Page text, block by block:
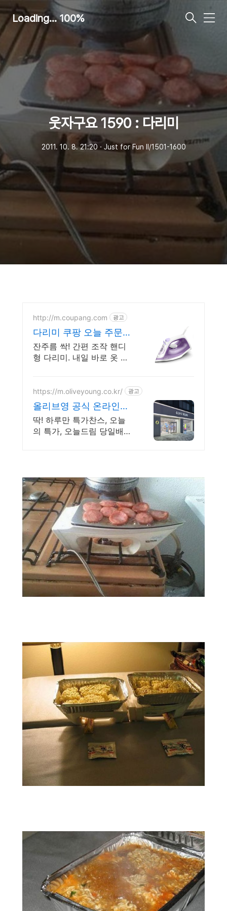
Loading... 100%
메
웃자구요 1590 : 다리미
2011. 10. 8. 21:20 ㆍ Just for Fun Ⅱ/1501-1600
http://m.coupang.com 광고
다리미 쿠팡 오늘 주문
내일도착
잔주름 싹! 간편 조작 핸디
형 다리미. 내일 바로 옷 걱
으로 언제든 깔끔하게.
https://m.oliveyoung.co.kr/ 광고
올리브영 공식 온라인몰
20시 이전 주문은 오늘
드림
딱! 하루만 특가찬스, 오늘
의 특가, 오늘드림 당일배송